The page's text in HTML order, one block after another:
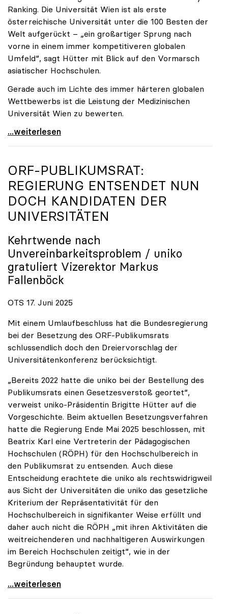
Ranking. Die Universität Wien ist als erste
österreichische Universität unter die 100 Besten der
Welt aufgerückt – „ein großartiger Sprung nach
vorne in einem immer kompetitiveren globalen
Umfeld“, sagt Hütter mit Blick auf den Vormarsch
asiatischer Hochschulen.
Gerade auch im Lichte des immer härteren globalen
Wettbewerbs ist die Leistung der Medizinischen
Universität Wien zu bewerten.
„Top-Rankingplätze heimischer Universitäten geben
...weiterlesen
ORF-PUBLIKUMSRAT:
REGIERUNG ENTSENDET NUN
DOCH KANDIDATEN DER
UNIVERSITÄTEN
Kehrtwende nach
Unvereinbarkeitsproblem / uniko
gratuliert Vizerektor Markus
Fallenböck
OTS 17. Juni 2025
Mit einem Umlaufbeschluss hat die Bundesregierung
bei der Besetzung des ORF-Publikumsrats
schlussendlich doch den Dreiervorschlag der
Universitätenkonferenz berücksichtigt.
„Bereits 2022 hatte die uniko bei der Bestellung des
Publikumsrats einen Gesetzesverstoß geortet“,
verweist uniko-Präsidentin Brigitte Hütter auf die
Vorgeschichte. Beim aktuellen Besetzungsverfahren
hatte die Regierung Ende Mai 2025 beschlossen, mit
Beatrix Karl eine Vertreterin der Pädagogischen
Hochschulen (RÖPH) für den Hochschulbereich in
den Publikumsrat zu entsenden. Auch diese
Entscheidung erachtete die uniko als rechtswidrigweil
aus Sicht der Universitäten die uniko das gesetzliche
Kriterium der Repräsentativität für den
Hochschulbereich in signifikanter Weise erfüllt und
daher auch nicht die RÖPH „mit ihren Aktivitäten die
weitreichenderen und nachhaltigeren Auswirkungen
im Bereich Hochschulen zeitigt“, wie in der
Begründung behauptet wurde.
ORF-Publikumsrat: Regierung entsendet nun doch
...weiterlesen